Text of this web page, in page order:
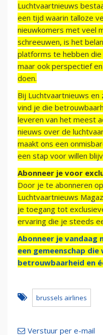
Luchtvaartnieuws
een tijd waarin talloze
nieuwkomers met veel
schreeuwen, is het
platforms te hebben
maar ook perspectief
doen.
Bij Luchtvaartnieuws
vind je die
leveren van het meest
nieuws over de
maakt ons een
een stap voor willen
Abonneer je voor
Door je te abonneren
Luchtvaartnieuws
je toegang tot
ervaring die je steeds
Abonneer je vandaag
een gemeenschap
betrouwbaarheid en
brussels airlines
Verstuur per e-mail